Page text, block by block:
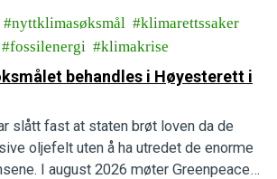
nyttklimasøksmål
klimarettssaker
fossilenergi
klimakrise
behandles i Høyesterett i
slått fast at staten brøt loven da de
oljefelt uten å ha utredet de enorme
I august 2026 møter Greenpeace